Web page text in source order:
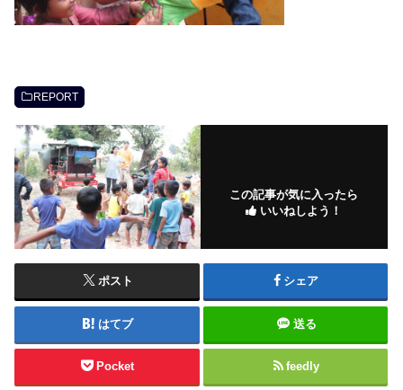
REPORT
この記事が気に入ったら
いいねしよう！
ポスト シェア
はてブ 送る
Pocket feedly